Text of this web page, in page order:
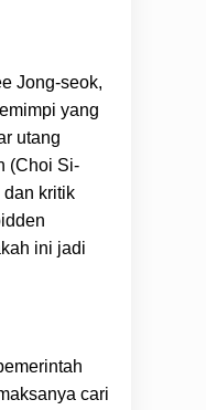
Jong-seok,
yang
utang
(Choi Si-
dan kritik
ini jadi
cari